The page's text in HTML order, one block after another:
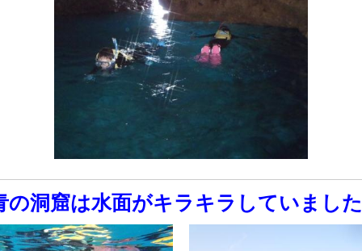
の洞窟は水面がキラキラしていまし